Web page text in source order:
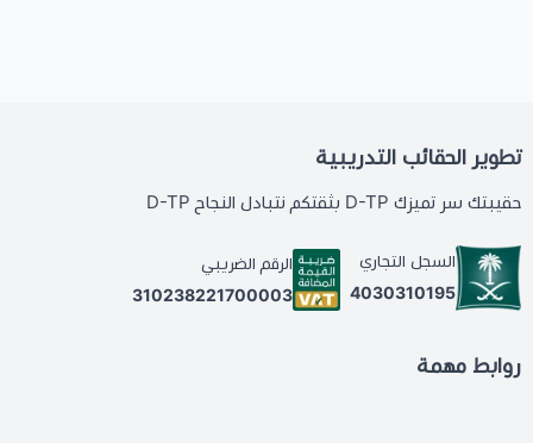
تطوير الحقائب التدريبية
حقيبتك سر تميزك D-TP بثقتكم نتبادل النجاح D-TP
السجل التجاري
4030310195
الرقم الضريبي
310238221700003
روابط مهمة